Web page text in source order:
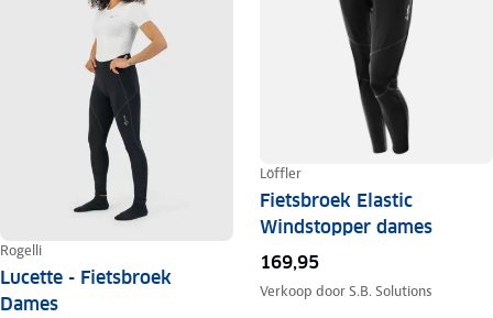
Rogelli
Lucette - Fietsbroek
Dames
Löffler
Fietsbroek Elastic
Windstopper dames
169,95
Verkoop doorS.B. Solutions